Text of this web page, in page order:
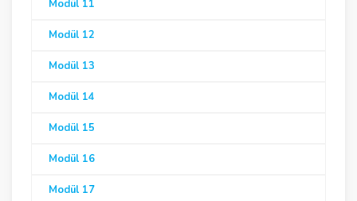
Modül 11
Modül 12
Modül 13
Modül 14
Modül 15
Modül 16
Modül 17